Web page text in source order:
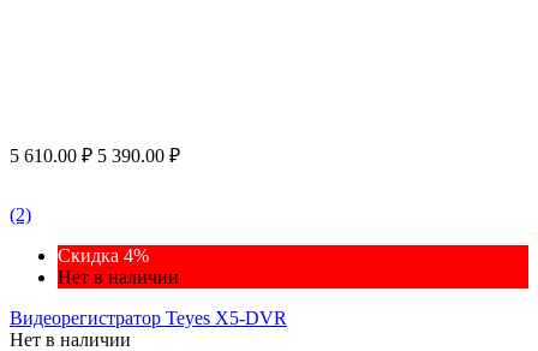
5 610.00 ₽ 5 390.00 ₽
(2)
Скидка 4%
Нет в наличии
Видеорегистратор Teyes X5-DVR
Нет в наличии